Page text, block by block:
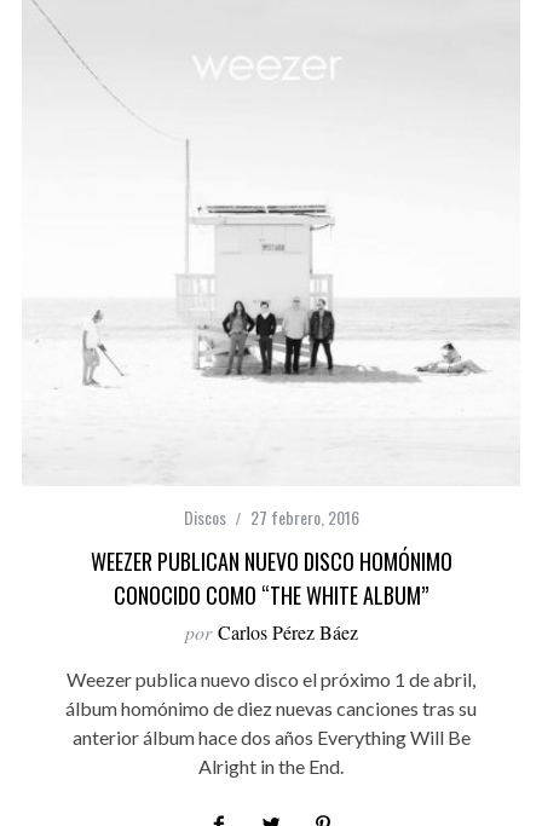
Discos 27 febrero, 2016
WEEZER PUBLICAN NUEVO DISCO HOMÓNIMO
CONOCIDO COMO “THE WHITE ALBUM”
por Carlos Pérez Báez
Weezer publica nuevo disco el próximo 1 de abril,
álbum homónimo de diez nuevas canciones tras su
anterior álbum hace dos años Everything Will Be
Alright in the End.